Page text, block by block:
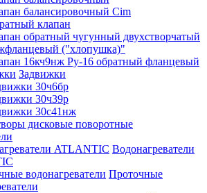
балансировочный Cim
клапан
обратный чугунный двухстворчатый
("хлопушка)"
16кч9нж Ру-16 обратный фланцевый
Задвижки
30ч6бр
30ч39р
30с41нж
дисковые поворотные
Водонагреватели
Проточные